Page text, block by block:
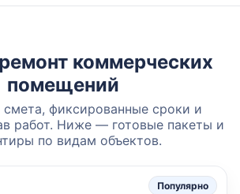
коммерческих
помещений
смета, фиксированные сроки и
работ. Ниже — готовые пакеты и
по видам объектов.
Популярно